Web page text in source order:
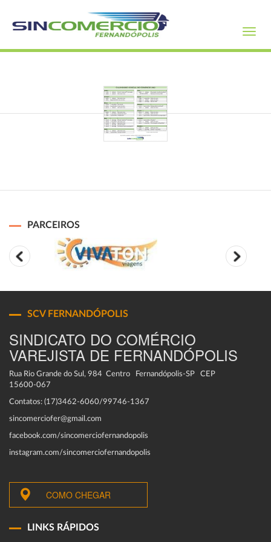
PARCEIROS
SCV FERNANDÓPOLIS
SINDICATO DO COMÉRCIO
VAREJISTA DE FERNANDÓPOLIS
Rua Rio Grande do Sul, 984 Centro Fernandópolis-SP CEP
15600-067
Contatos: (17)3462-6060/99746-1367
sincomerciofer@gmail.com
facebook.com/sincomerciofernandopolis
instagram.com/sincomerciofernandopolis
COMO CHEGAR
LINKS RÁPIDOS